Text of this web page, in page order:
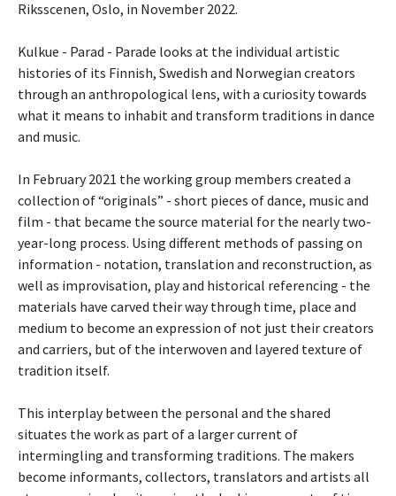
Riksscenen, Oslo, in November 2022.
Kulkue - Parad - Parade looks at the individual artistic
histories of its Finnish, Swedish and Norwegian creators
through an anthropological lens, with a curiosity towards
what it means to inhabit and transform traditions in dance
and music.
In February 2021 the working group members created a
collection of “originals” - short pieces of dance, music and
film - that became the source material for the nearly two-
year-long process. Using different methods of passing on
information - notation, translation and reconstruction, as
well as improvisation, play and historical referencing - the
materials have carved their way through time, place and
medium to become an expression of not just their creators
and carriers, but of the interwoven and layered texture of
tradition itself.
This interplay between the personal and the shared
situates the work as part of a larger current of
intermingling and transforming traditions. The makers
become informants, collectors, translators and artists all